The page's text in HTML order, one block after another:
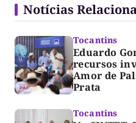
Notícias
Tocantins
Eduardo
recursos
Amor de
Prata
Tocantins